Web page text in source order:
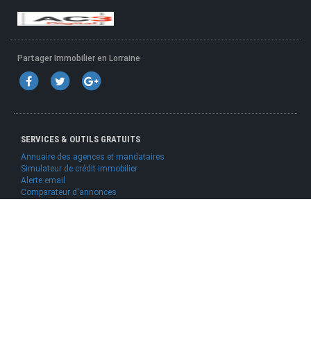
Partager Immobilier en Lorraine
SERVICES & OUTILS GRATUITS
Annuaire des agences et mandataires
Simulateur de crédit immobilier
Alerte email
Comparateur d'annonces